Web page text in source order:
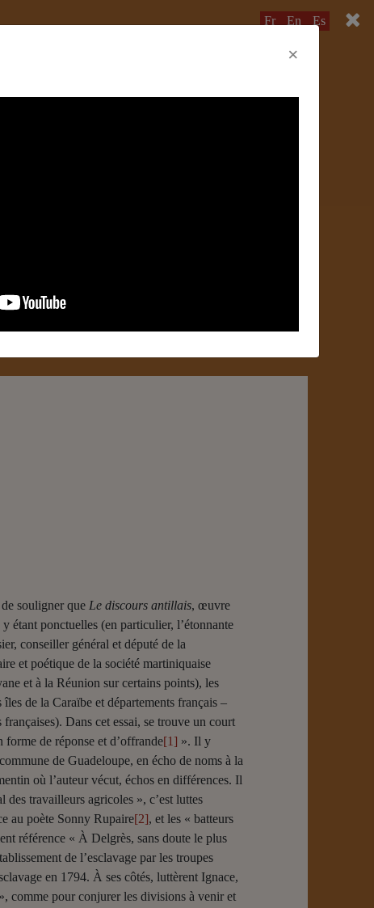
Fr En Es
souligner que Le discours antillais, œuvre
étant ponctuelles (en particulier, l’étonnante
conseiller général et député de la
et poétique de la société martiniquaise
et à la Réunion sur certains points), les
de la Caraïbe et départements français –
Dans cet essai, se trouve un court
de réponse et d’offrande[1] ». Il y
de Guadeloupe, en écho de noms à la
où l’auteur vécut, échos en différences. Il
travailleurs agricoles », c’est luttes
au poète Sonny Rupaire[2], et les « batteurs
référence « À Delgrès, sans doute le plus
de l’esclavage par les troupes
en 1794. À ses côtés, luttèrent Ignace,
comme pour conjurer les divisions à venir et
×